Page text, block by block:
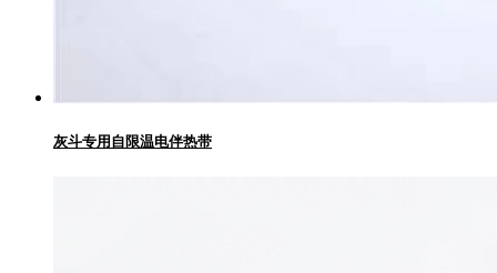
灰斗专用自限温电伴热带